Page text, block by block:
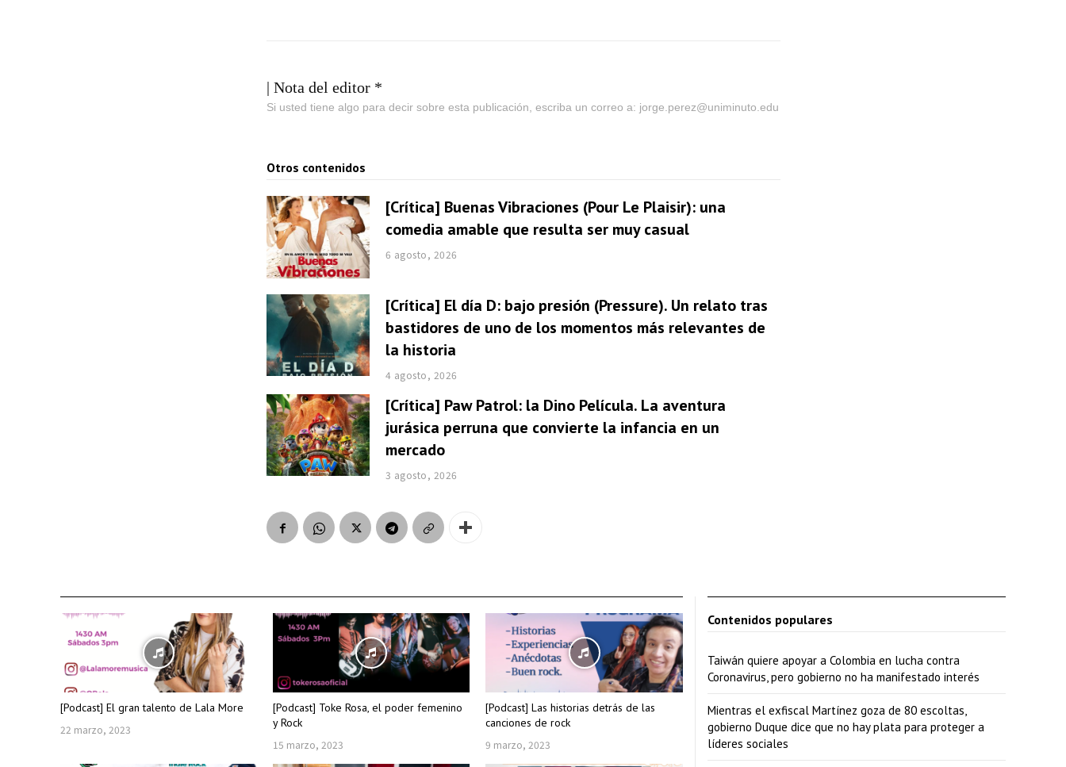
| Nota del editor *
Si usted tiene algo para decir sobre esta publicación, escriba un correo a: jorge.perez@uniminuto.edu
Otros contenidos
[Crítica] Buenas Vibraciones (Pour Le Plaisir): una
comedia amable que resulta ser muy casual
6 agosto, 2026
[Crítica] El día D: bajo presión (Pressure). Un relato tras
bastidores de uno de los momentos más relevantes de
la historia
4 agosto, 2026
[Crítica] Paw Patrol: la Dino Película. La aventura
jurásica perruna que convierte la infancia en un
mercado
3 agosto, 2026
[Podcast] El gran talento de Lala More
22 marzo, 2023
[Podcast] Toke Rosa, el poder femenino
y Rock
15 marzo, 2023
[Podcast] Las historias detrás de las
canciones de rock
9 marzo, 2023
Contenidos populares
Taiwán quiere apoyar a Colombia en lucha contra
Coronavirus, pero gobierno no ha manifestado interés
Mientras el exfiscal Martínez goza de 80 escoltas,
gobierno Duque dice que no hay plata para proteger a
líderes sociales